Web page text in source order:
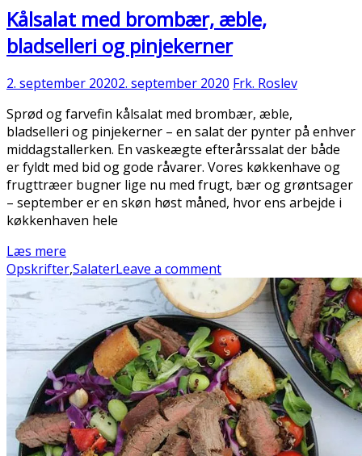
Kålsalat med brombær, æble,
bladselleri og pinjekerner
2. september 20202. september 2020 Frk. Roslev
Sprød og farvefin kålsalat med brombær, æble,
bladselleri og pinjekerner – en salat der pynter på enhver
middagstallerken. En vaskeægte efterårssalat der både
er fyldt med bid og gode råvarer. Vores køkkenhave og
frugttræer bugner lige nu med frugt, bær og grøntsager
– september er en skøn høst måned, hvor ens arbejde i
køkkenhaven hele
Læs mere
Opskrifter,SalaterLeave a comment